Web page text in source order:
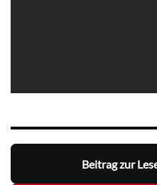
Beitrag zur